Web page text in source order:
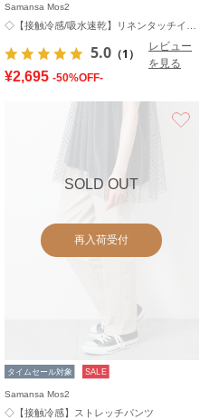
Samansa Mos2
5.0 （1）
レビュー
を見る
¥2,695 -50%OFF-
SOLD OUT
再入荷受付
タイムセール対象 SALE
Samansa Mos2
◇【接触冷感】ストレッチパンツ